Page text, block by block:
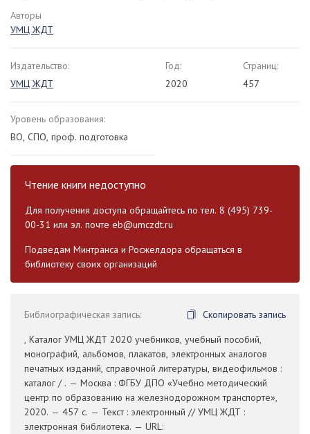
Авторы
УМЦ ЖДТ
Издательство:
УМЦ ЖДТ
Год:
2020
Страниц:
457
Уровень образования:
ВО, СПО, проф. подготовка
Чтение книги недоступно
Для получения доступа обращайтесь по тел. 8 (495) 739-
00-31 или эл. почте eb@umczdt.ru
Подведам Минтранса и Росжелдора обращаться в
библиотеку своих организаций
Библиографическая запись:
Скопировать запись
, Каталог УМЦ ЖДТ 2020 учебников, учебный пособий,
монографий, альбомов, плакатов, электронных аналогов
печатных изданий, справочной литературы, видеофильмов :
каталог / . — Москва : ФГБУ ДПО «Учебно методический
центр по образованию на железнодорожном транспорте»,
2020. — 457 с. — Текст : электронный // УМЦ ЖДТ :
электронная библиотека. — URL: